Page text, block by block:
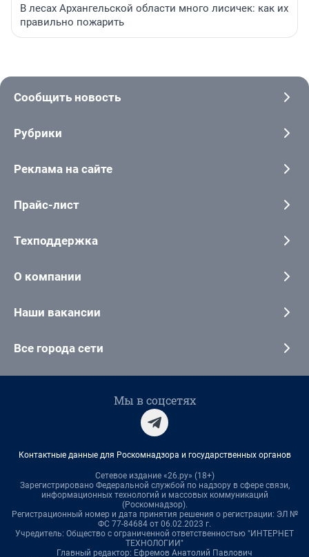
В лесах Архангельской области много лисичек: как их
правильно пожарить
Сообщить новость
Рубрики
Реклама на сайте
Прайс-лист
Техподдержка
О компании
Наши вакансии
Все города сети
Мы в соцсетях
Контактные данные для Роскомнадзора и государственных органов
Сетевое издание «26.ру» (18+)
Зарегистрировано Федеральной службой по надзору в сфере связи,
информационных технологий и массовых коммуникаций
(Роскомнадзор).
Регистрационный номер и дата принятия решения о регистрации: ЭЛ №
ФС 77-84684 от 06.02.2023 г.
Учредитель: Общество с ограниченной ответственностью "ИНТЕРНЕТ
ТЕХНОЛОГИИ"
Главный редактор: Ефремов Анатолий Павлович